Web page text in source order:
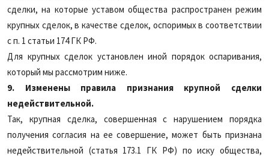
сделки, на которые уставом общества распространен режим
крупных сделок, в качестве сделок, оспоримых в соответствии
с п. 1 статьи 174 ГК РФ.
Для крупных сделок установлен иной порядок оспаривания,
который мы рассмотрим ниже.
9. Изменены правила признания крупной сделки
недействительной.
Так, крупная сделка, совершенная с нарушением порядка
получения согласия на ее совершение, может быть признана
недействительной (статья 173.1 ГК РФ) по иску общества,